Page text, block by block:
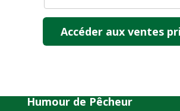
Humour de Pêcheur